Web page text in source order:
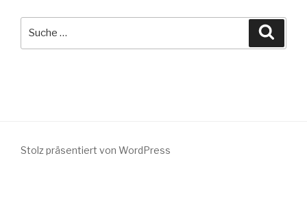
Stolz präsentiert von WordPress